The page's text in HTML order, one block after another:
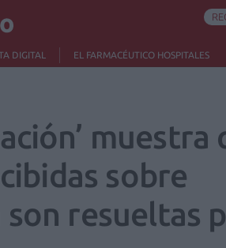
DIGITAL EL FARMACÉUTICO HOSPITALES
muestra
sobre
resueltas